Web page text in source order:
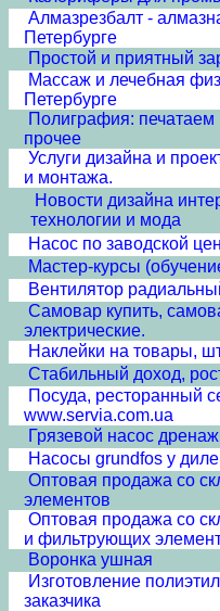
Алмазрезбалт -
Петербурге
Простой и приятный
Массаж и лечебная
Петербурге
Полиграфия: печатаем
прочее
Услуги дизайна и
и монтажа.
Новости дизайна
технологии и мода
Насос по заводской
Мастер-курсы
Вентилятор
Самовар купить,
электрические.
Наклейки на товары,
Стабильный доход,
Посуда, ресторанный
www.servia.com.ua
Грязевой насос
Насосы grundfos у
Оптовая продажа со
элементов
Оптовая продажа со
и фильтрующих
Воронка ушная
Изготовление
заказчика